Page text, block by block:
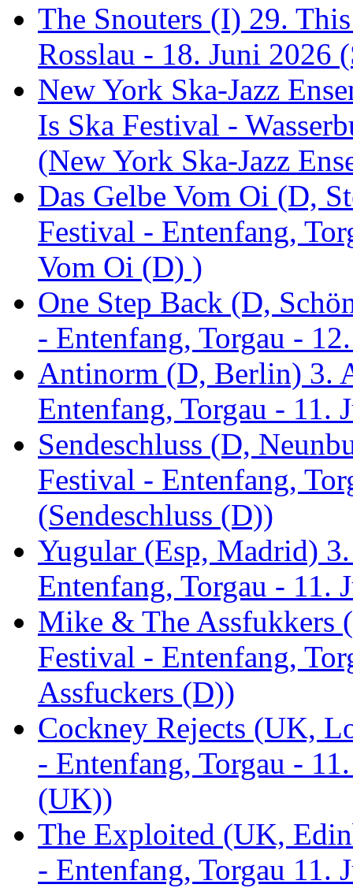
The Snouters (I) 29.
Rosslau - 18. Juni 2026
New York Ska-Jazz
Is Ska Festival -
(New York Ska-Jazz
Das Gelbe Vom Oi (D,
Festival - Entenfang,
Vom Oi (D) )
One Step Back (D,
- Entenfang, Torgau -
Antinorm (D, Berlin) 3.
Entenfang, Torgau -
Sendeschluss (D,
Festival - Entenfang,
(Sendeschluss (D))
Yugular (Esp, Madrid)
Entenfang, Torgau - 11.
Mike & The Assfukkers
Festival - Entenfang,
Assfuckers (D))
Cockney Rejects (UK,
- Entenfang, Torgau -
(UK))
The Exploited (UK,
- Entenfang, Torgau